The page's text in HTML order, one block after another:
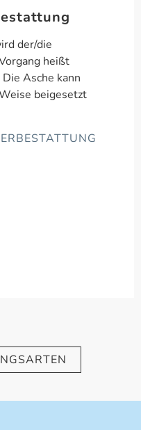
der/die
heißt
Asche kann
beigesetzt